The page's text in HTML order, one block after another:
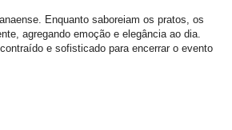
Enquanto saboreiam os pratos, os
agregando emoção e elegância ao dia.
e sofisticado para encerrar o evento